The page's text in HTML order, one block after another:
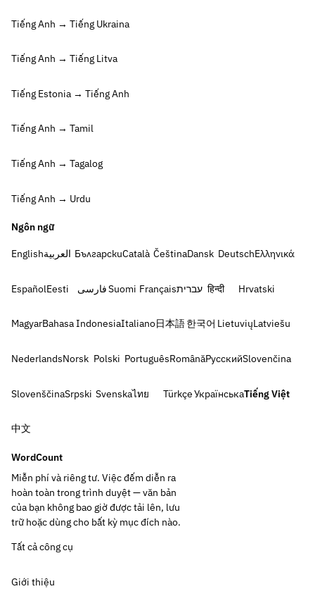
Tiếng Anh → Tiếng Ukraina
Tiếng Anh → Tiếng Litva
Tiếng Estonia → Tiếng Anh
Tiếng Anh → Tamil
Tiếng Anh → Tagalog
Tiếng Anh → Urdu
Ngôn ngữ
Englishالعربية БългарскиCatalà ČeštinaDansk DeutschΕλληνικά
EspañolEesti فارسیSuomi Françaisעברית हिन्दी Hrvatski
MagyarBahasa IndonesiaItaliano日本語한국어 LietuviųLatviešu
NederlandsNorsk Polski PortuguêsRomânăРусскийSlovenčina
SlovenščinaSrpski Svenskaไทย TürkçeУкраїнськаTiếng Việt
中文
WordCount
Miễn phí và riêng tư. Việc đếm diễn ra
hoàn toàn trong trình duyệt — văn bản
của bạn không bao giờ được tải lên, lưu
trữ hoặc dùng cho bất kỳ mục đích nào.
Tất cả công cụ
Giới thiệu